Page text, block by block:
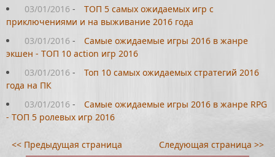
03/01/2016 -
ТОП 5 самых ожидаемых игр с
приключениями и на выживание 2016 года
03/01/2016 -
Самые ожидаемые игры 2016 в жанре
экшен - ТОП 10 action игр 2016
03/01/2016 -
Топ 10 самых ожидаемых стратегий 2016
года на ПК
03/01/2016 -
Самые ожидаемые игры 2016 в жанре RPG
- ТОП 5 ролевых игр 2016
<< Предыдущая страница Следующая страница >>